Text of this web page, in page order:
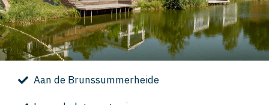
Aan de Brunssummerheide